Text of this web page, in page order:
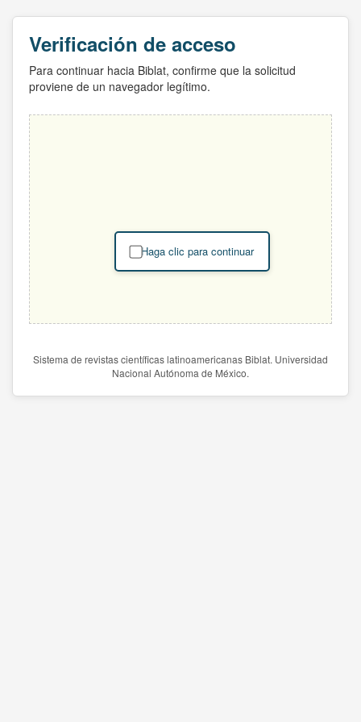
Verificación de acceso
Para continuar hacia Biblat, confirme que la solicitud
proviene de un navegador legítimo.
Haga clic para continuar
Sistema de revistas científicas latinoamericanas Biblat. Universidad
Nacional Autónoma de México.